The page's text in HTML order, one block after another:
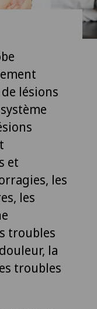
lésions
et
les
les
troubles
la
troubles